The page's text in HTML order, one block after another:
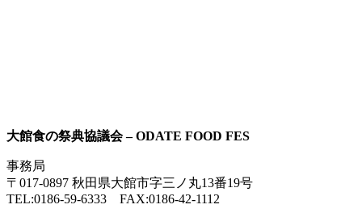
大館食の祭典協議会 – ODATE FOOD FES
事務局
〒017-0897 秋田県大館市字三ノ丸13番19号
TEL:0186-59-6333 FAX:0186-42-1112